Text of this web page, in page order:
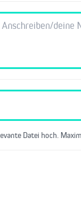
Datei hoch.